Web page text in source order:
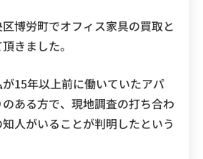
博労町でオフィス家具の買取と
きました。
15年以上前に働いていたアパ
ある方で、現地調査の打ち合わ
人がいることが判明したという